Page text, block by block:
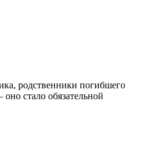
родственники погибшего
стало обязательной